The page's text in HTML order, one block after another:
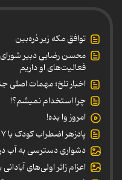
توافق مکه زیر ذره‌بین
محسن رضایی دبیر
فعالیت‌های او داریم
اخبار تلخ؛ مهمات اصلی
چرا استخدام نمیشم؟!
امروز وا بده!
پادزهر اضطراب کودک با ۷ قدم!
دشواری دسترسی به آب در
اعزام زائر اولی‌های